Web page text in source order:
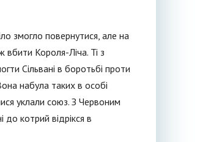
змогло повернутися, але на
вбити Короля-Ліча. Ті з
Сільвані в боротьбі проти
набула таких в особі
уклали союз. З Червоним
котрий відрікся в